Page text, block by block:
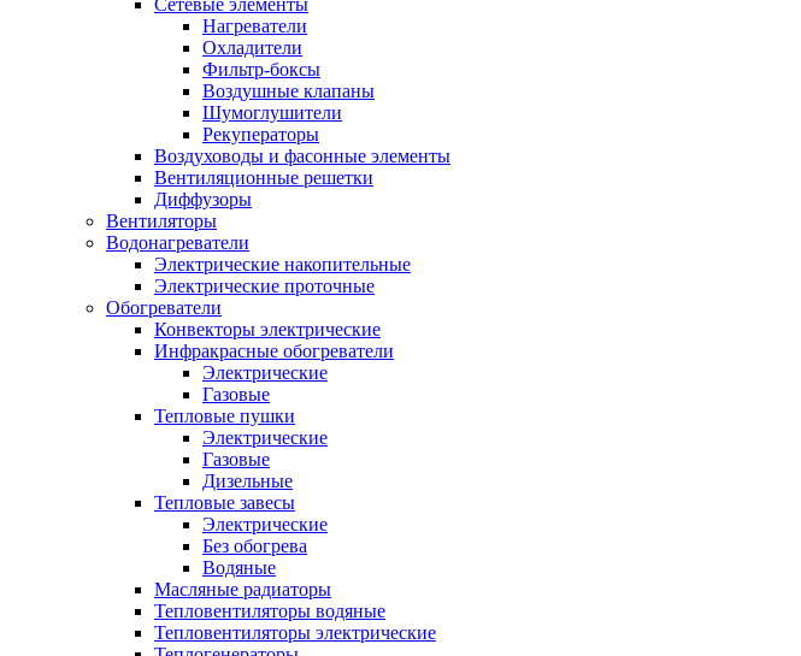
Сетевые элементы
Нагреватели
Охладители
Фильтр-боксы
Воздушные клапаны
Шумоглушители
Рекуператоры
Воздуховоды и фасонные элементы
Вентиляционные решетки
Диффузоры
Вентиляторы
Водонагреватели
Электрические накопительные
Электрические проточные
Обогреватели
Конвекторы электрические
Инфракрасные обогреватели
Электрические
Газовые
Тепловые пушки
Электрические
Газовые
Дизельные
Тепловые завесы
Электрические
Без обогрева
Водяные
Масляные радиаторы
Тепловентиляторы водяные
Тепловентиляторы электрические